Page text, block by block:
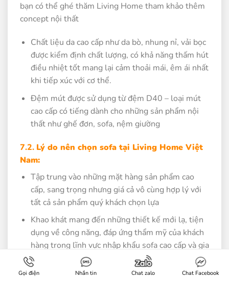
bạn có thể ghé thăm Living Home tham khảo thêm
concept nội thất
Chất liệu da cao cấp như da bò, nhung nỉ, vải bọc
được kiểm định chất lượng, có khả năng thấm hút
điều nhiệt tốt mang lại cảm thoải mái, êm ái nhất
khi tiếp xúc với cơ thể.
Đệm mút được sử dụng từ đệm D40 – loại mút
cao cấp có tiếng dành cho những sản phẩm nội
thất như ghế đơn, sofa, nệm giường
7.2. Lý do nên chọn sofa tại Living Home Việt
Nam:
Tập trung vào những mặt hàng sản phẩm cao
cấp, sang trọng nhưng giá cả vô cùng hợp lý với
tất cả sản phẩm quý khách chọn lựa
Khao khát mang đến những thiết kế mới lạ, tiện
dụng về công năng, đáp ứng thẩm mỹ của khách
hàng trong lĩnh vực nhập khẩu sofa cao cấp và gia
công sofa theo yêu cầu
Đẳng cấp trong từng đường nét, chân thật trong
Gọi điện Nhắn tin Chat zalo Chat Facebook